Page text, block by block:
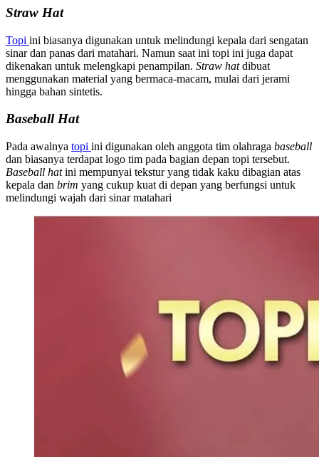
Straw Hat
Topi ini biasanya digunakan untuk melindungi kepala dari sengatan
sinar dan panas dari matahari. Namun saat ini topi ini juga dapat
dikenakan untuk melengkapi penampilan. Straw hatdibuat
menggunakan material yang bermaca-macam, mulai dari jerami
hingga bahan sintetis.
Baseball Hat
Pada awalnya topi ini digunakan oleh anggota tim olahraga baseball
dan biasanya terdapat logo tim pada bagian depan topi tersebut.
Baseball hatini mempunyai tekstur yang tidak kaku dibagian atas
kepala dan brim yang cukup kuat di depan yang berfungsi untuk
melindungi wajah dari sinar matahari